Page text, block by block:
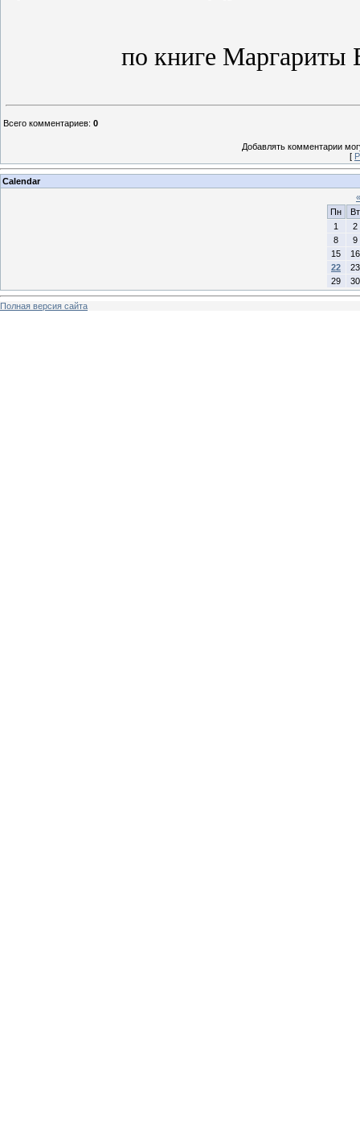
по книге Маргариты
Всего комментариев: 0
Добавлять комментарии
[
Calendar
«
Пн
Вт
1
2
8
9
15
16
22
23
29
30
Полная версия сайта